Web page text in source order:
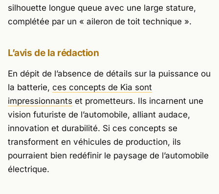
silhouette longue queue avec une large stature,
complétée par un « aileron de toit technique ».
L’avis de la rédaction
En dépit de l’absence de détails sur la puissance ou
la batterie, ces concepts de Kia sont
impressionnants et prometteurs. Ils incarnent une
vision futuriste de l’automobile, alliant audace,
innovation et durabilité. Si ces concepts se
transforment en véhicules de production, ils
pourraient bien redéfinir le paysage de l’automobile
électrique.